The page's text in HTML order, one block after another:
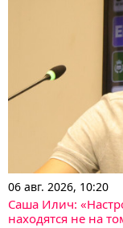
06 авг. 2026, 10:20
Саша Илич:
находятся не на